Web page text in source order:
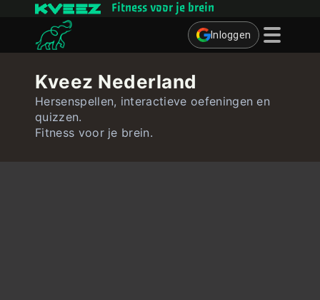
Fitness voor je brein
Inloggen
Quizzen
Kveez Nederland
Hersenspellen, interactieve oefeningen en
quizzen.
Fitness voor je brein.